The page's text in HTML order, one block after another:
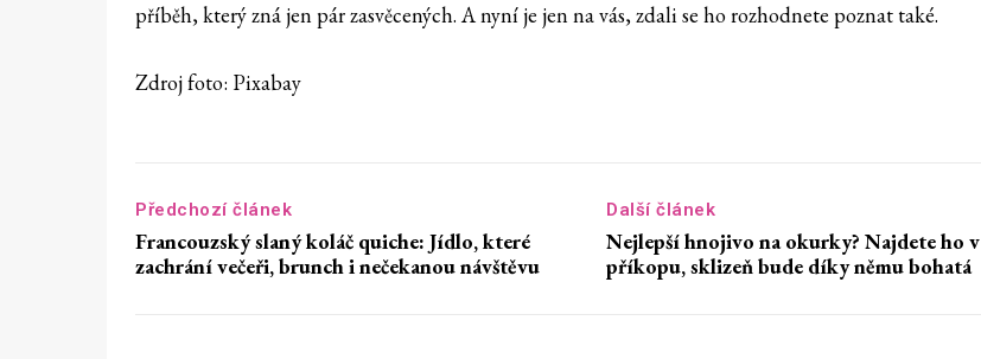
příběh, který zná jen pár zasvěcených. A nyní je jen na vás, zdali se ho rozhodnete poznat také.
Zdroj foto: Pixabay
Předchozí článek
Francouzský slaný koláč quiche: Jídlo, které
zachrání večeři, brunch i nečekanou návštěvu
Další článek
Nejlepší hnojivo na okurky? Najdete ho v
příkopu, sklizeň bude díky němu bohatá